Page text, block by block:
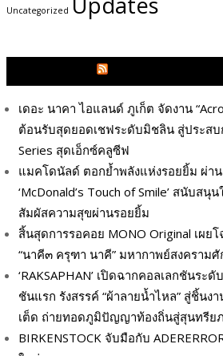
Uncategorized
เดอะ นาคา ไอแลนด์ ภูเก็ต จัดงาน
ต้อนรับสุดยอดเชฟระดับมิชลิน สู่ประสบ
Series สุดเอ็กซ์คลูซีฟ
แมคโดนัลด์ ตอกย้ำพลังแห่งรอยยิ้ม ผ่า
‘McDonald’s Touch of Smile’ สนับส
สัมผัสความสุขผ่านรอยยิ้ม
สิ้นสุดการรอคอย MONO Original เผย
“นาคี๓ ครุฑา นาคี” มหากาพย์สงคราม
‘RAKSAPHAN’ เปิดฉากคอลเลกชันระ
ชันแรก รังสรรค์ “ผ้าลายน้ำไหล” สู่ชิ้นง
เต็ด ถ่ายทอดภูมิปัญญาท้องถิ่นสู่สุนทรีย
BIRKENSTOCK จับมือกับ